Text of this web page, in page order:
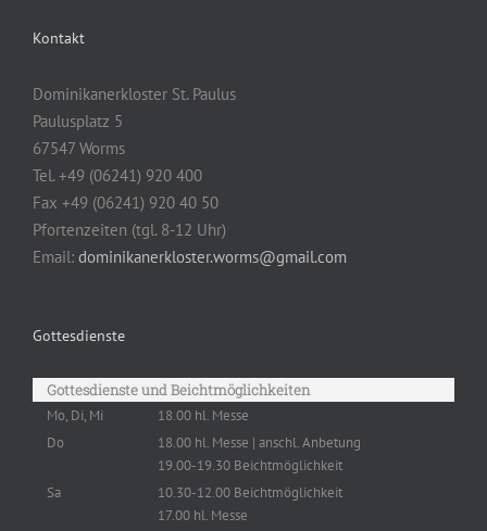
Kontakt
Dominikanerkloster St. Paulus
Paulusplatz 5
67547 Worms
Tel. +49 (06241) 920 400
Fax +49 (06241) 920 40 50
Pfortenzeiten (tgl. 8-12 Uhr)
Email: dominikanerkloster.worms@gmail.com
Gottesdienste
Gottesdienste und Beichtmöglichkeiten
Mo, Di, Mi
18.00 hl. Messe
Do
18.00 hl. Messe | anschl. Anbetung
19.00-19.30 Beichtmöglichkeit
Sa
10.30-12.00 Beichtmöglichkeit
17.00 hl. Messe